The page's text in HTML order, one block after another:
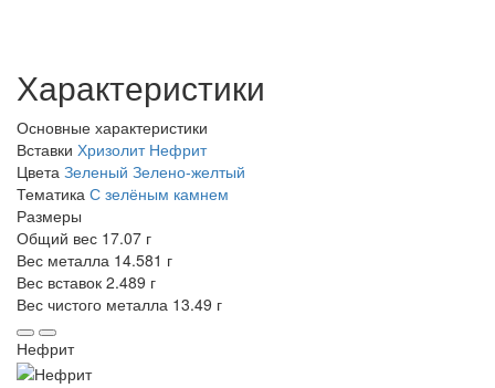
Характеристики
Основные характеристики
Вставки Хризолит Нефрит
Цвета Зеленый Зелено-желтый
Тематика С зелёным камнем
Размеры
Общий вес 17.07 г
Вес металла 14.581 г
Вес вставок 2.489 г
Вес чистого металла 13.49 г
Нефрит